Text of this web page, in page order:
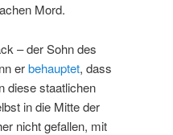
Mord.
– der Sohn des
erbehauptet, dass
diese staatlichen
in die Mitte der
nicht gefallen, mit